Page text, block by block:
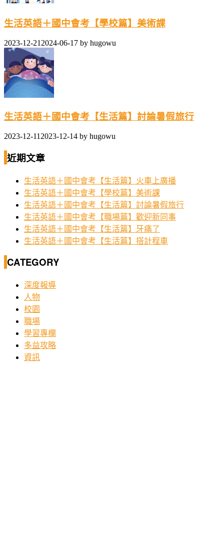
生活英語＋國中會考【學校篇】美術課
2023-12-21 2024-06-17 by hugowu
生活英語＋國中會考【生活篇】討論暑假旅行
2023-12-11 2023-12-14 by hugowu
近期文章
生活英語＋國中會考【生活篇】火車上廣播
生活英語＋國中會考【學校篇】美術課
生活英語＋國中會考【生活篇】討論暑假旅行
生活英語＋國中會考【職場篇】歡迎新同事
生活英語＋國中會考【生活篇】牙痛了
生活英語＋國中會考【生活篇】搭計程車
CATEGORY
深度報導
人物
校園
職場
學習專欄
多益攻略
資訊